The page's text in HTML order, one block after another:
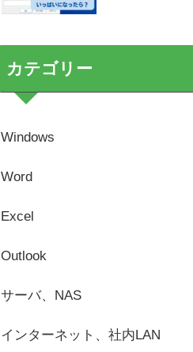
カテゴリー
Windows
Word
Excel
Outlook
サーバ、NAS
インターネット、社内LAN